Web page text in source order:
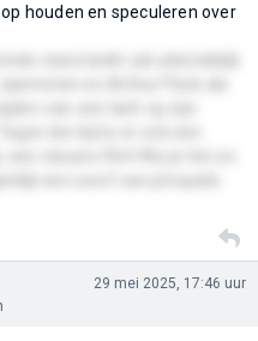
houden en speculeren over
29 mei 2025, 17:46 uur